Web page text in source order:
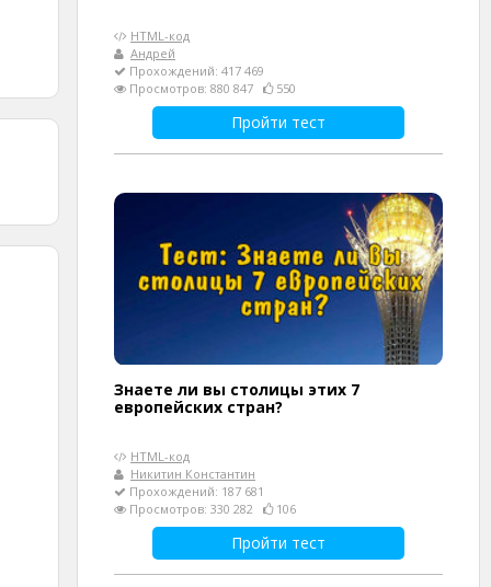
HTML-код
Андрей
Прохождений: 417 469
Просмотров: 880 847
550
Пройти тест
Знаете ли вы столицы этих 7
европейских стран?
HTML-код
Никитин Константин
Прохождений: 187 681
Просмотров: 330 282
106
Пройти тест